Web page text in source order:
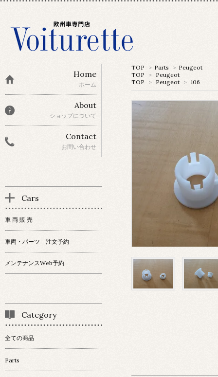
TOP > Parts > Peugeot
TOP
> Peugeot
TOP
> Peugeot > 106
Home
ホーム
About
ショップについて
Contact
お問い合わせ
Cars
車 両 販 売
車両・パーツ 注文予約
メンテナンスWeb予約
Category
全ての商品
Parts